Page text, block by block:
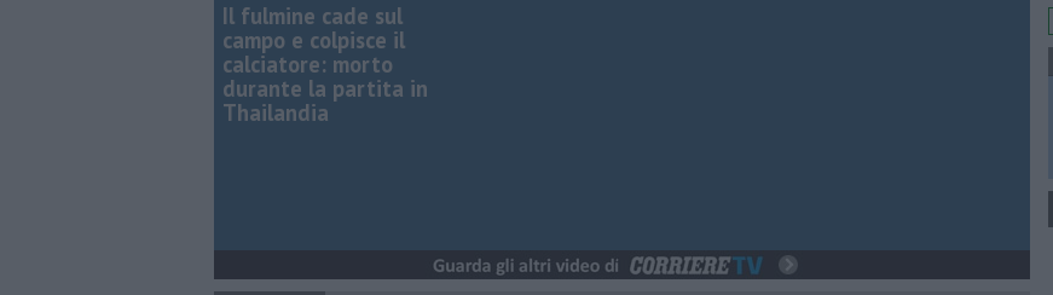
Il fulmine cade sul
campo e colpisce il
calciatore: morto
durante la partita in
Thailandia